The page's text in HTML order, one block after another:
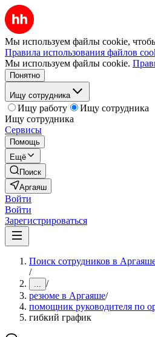
Мы используем файлы cookie, чтобы
Правила использования файлов
Мы используем файлы cookie.
Понятно
Ищу сотрудника
Ищу работу
Ищу сотрудника
Ищу сотрудника
Сервисы
Помощь
Ещё
Поиск
Аргаяш
Войти
Войти
Зарегистрироваться
Поиск сотрудников в
/
... /
резюме в Аргаяше/
помощник руководителя по
гибкий график